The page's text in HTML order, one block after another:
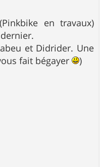
en travaux)
et Didrider. Une
fait bégayer
)